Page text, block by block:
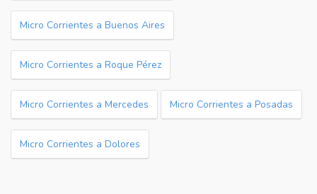
Micro Corrientes a Buenos Aires
Micro Corrientes a Roque Pérez
Micro Corrientes a Mercedes Micro Corrientes a Posadas
Micro Corrientes a Dolores